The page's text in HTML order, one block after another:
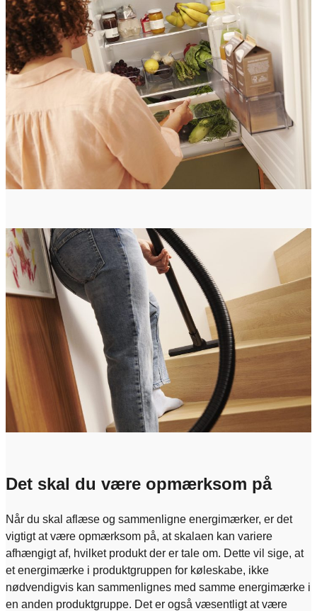
Det skal du være opmærksom på
Når du skal aflæse og sammenligne energimærker, er det
vigtigt at være opmærksom på, at skalaen kan variere
afhængigt af, hvilket produkt der er tale om. Dette vil sige, at
et energimærke i produktgruppen for køleskabe, ikke
nødvendigvis kan sammenlignes med samme energimærke i
en anden produktgruppe. Det er også væsentligt at være